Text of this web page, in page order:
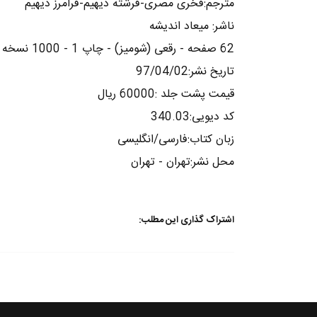
مترجم:فخری مصری-فرشته دیهیم-فرامرز دیهیم
ناشر: میعاد اندیشه
62 صفحه - رقعی (شومیز) - چاپ 1 - 1000 نسخه
تاریخ نشر:97/04/02
قیمت پشت جلد :60000 ریال
کد دیویی:340.03
زبان کتاب:فارسی/انگلیسی
محل نشر:تهران - تهران
اشتراک گذاری این مطلب: